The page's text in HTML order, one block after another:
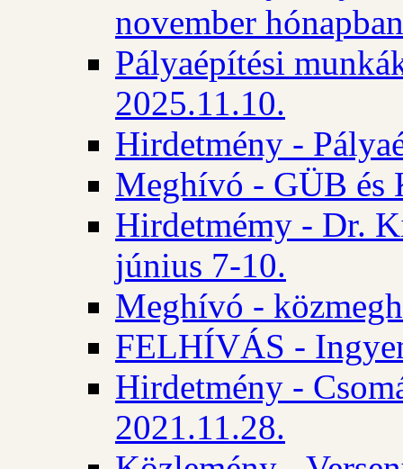
november hónapban
Pályaépítési
2025.11.10.
Hirdetmény -
Meghívó - GÜB és
Hirdetmémy - Dr.
június 7-10.
Meghívó -
FELHÍVÁS -
Hirdetmény -
2021.11.28.